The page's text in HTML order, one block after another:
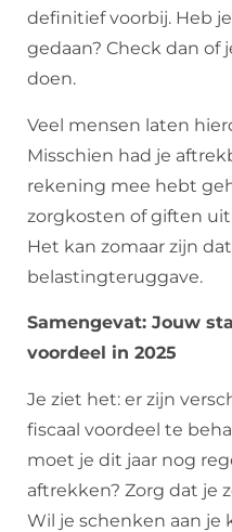
definitief voorbij. Heb
gedaan? Check dan of
doen.
Veel mensen laten
Misschien had je
rekening mee hebt
zorgkosten of giften
Het kan zomaar zijn
belastingteruggave.
Samengevat: Jouw
voordeel in 2025
Je ziet het: er zijn
fiscaal voordeel te
moet je dit jaar nog
aftrekken? Zorg dat je
Wil je schenken aan je